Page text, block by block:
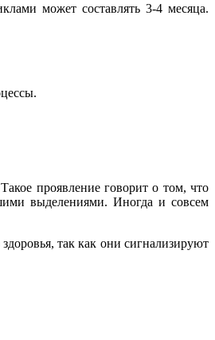
может составлять 3-4 месяца.
проявление говорит о том, что
выделениями. Иногда и совсем
так как они сигнализируют